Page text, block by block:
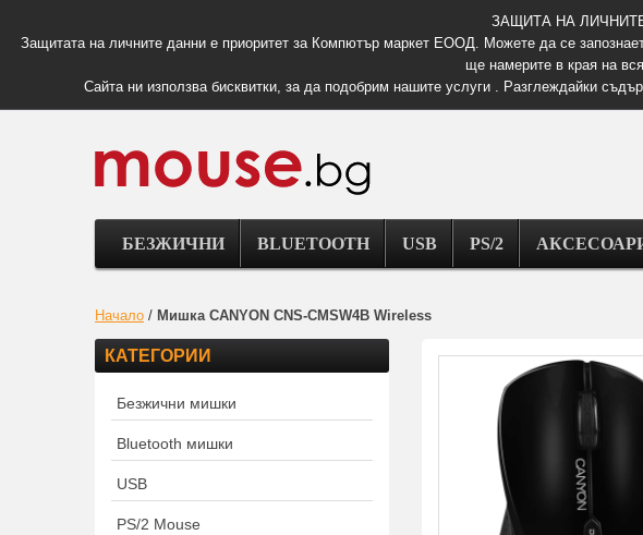
ЗАЩИТА НА
Защитата на личните данни е приоритет за Компютър маркет ЕООД. Можете да се
ще намерите в края на
Сайта ни използва бисквитки, за да подобрим нашите услуги . Разглеждайки
БЕЗЖИЧНИ BLUETOOTH USB PS/2
Начало / Мишка CANYON CNS-CMSW4B Wireless
КАТЕГОРИИ
Безжични мишки
Bluetooth мишки
USB
PS/2 Mouse